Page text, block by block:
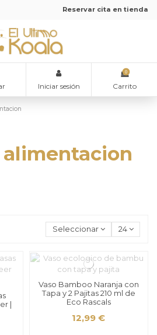
Reservar cita en tienda
Iniciar sesión
0
Carrito
alimentacion
Seleccionar 24
|
Vaso Bamboo Naranja con
Tapa y 2 Pajitas 210 ml de
Eco Rascals
12,99 €